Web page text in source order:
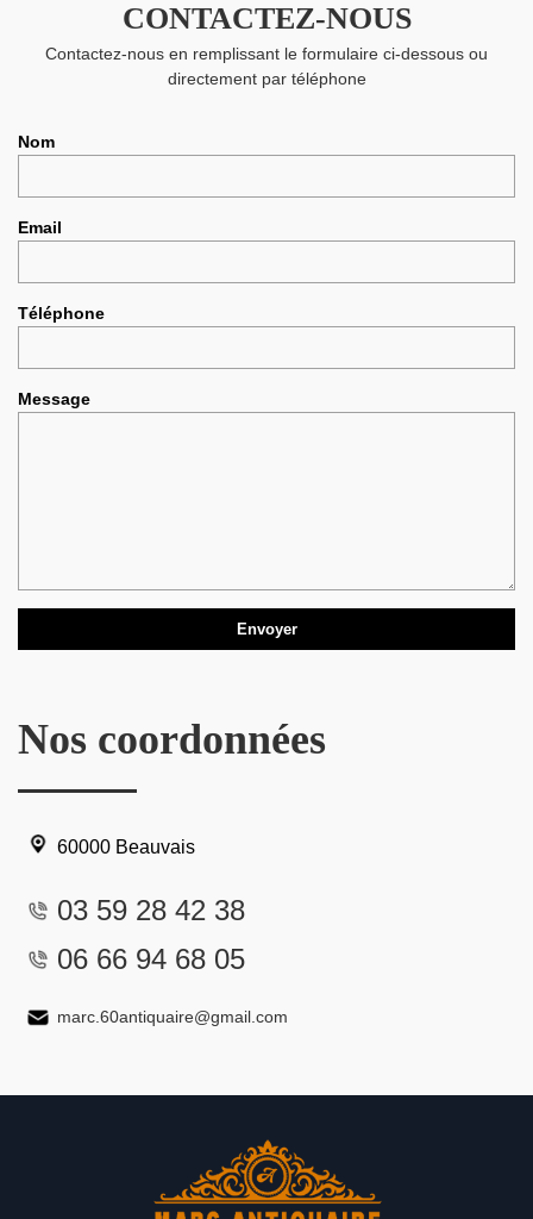
CONTACTEZ-NOUS
Contactez-nous en remplissant le formulaire ci-dessous ou
directement par téléphone
Nom
Email
Téléphone
Message
Nos coordonnées
60000 Beauvais
03 59 28 42 38
06 66 94 68 05
marc.60antiquaire@gmail.com